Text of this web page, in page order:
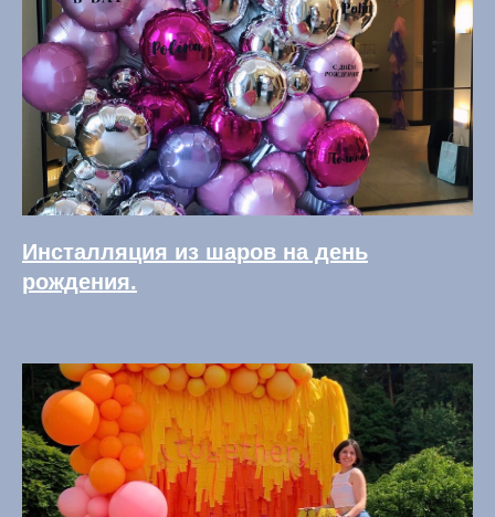
Инсталляция из шаров на день
рождения.